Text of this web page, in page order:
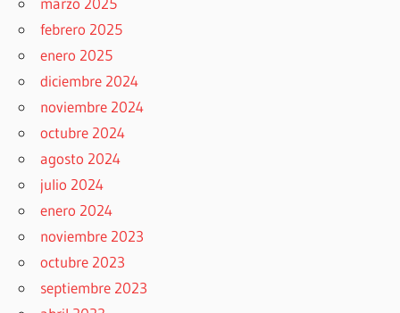
febrero 2025
enero 2025
diciembre 2024
noviembre 2024
octubre 2024
agosto 2024
julio 2024
enero 2024
noviembre 2023
octubre 2023
septiembre 2023